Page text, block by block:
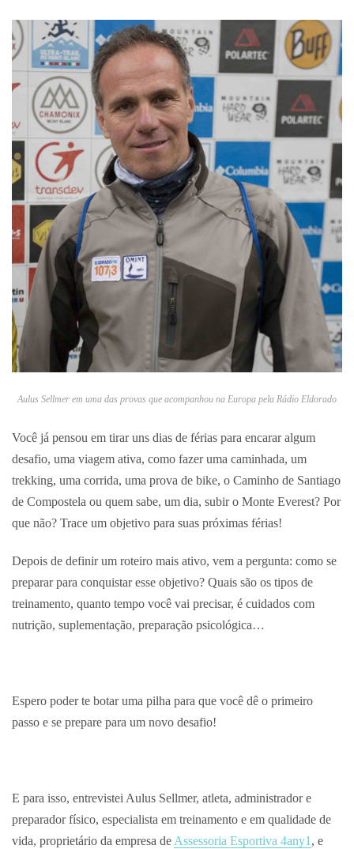
Aulus Sellmer em uma das provas que acompanhou na Europa pela Rádio Eldorado
Você já pensou em tirar uns dias de férias para encarar algum
desafio, uma viagem ativa, como fazer uma caminhada, um
trekking, uma corrida, uma prova de bike, o Caminho de Santiago
de Compostela ou quem sabe, um dia, subir o Monte Everest? Por
que não? Trace um objetivo para suas próximas férias!
Depois de definir um roteiro mais ativo, vem a pergunta: como se
preparar para conquistar esse objetivo? Quais são os tipos de
treinamento, quanto tempo você vai precisar, é cuidados com
nutrição, suplementação, preparação psicológica…
Espero poder te botar uma pilha para que você dê o primeiro
passo e se prepare para um novo desafio!
E para isso, entrevistei Aulus Sellmer, atleta, administrador e
preparador físico, especialista em treinamento e em qualidade de
vida, proprietário da empresa de Assessoria Esportiva 4any1 , e